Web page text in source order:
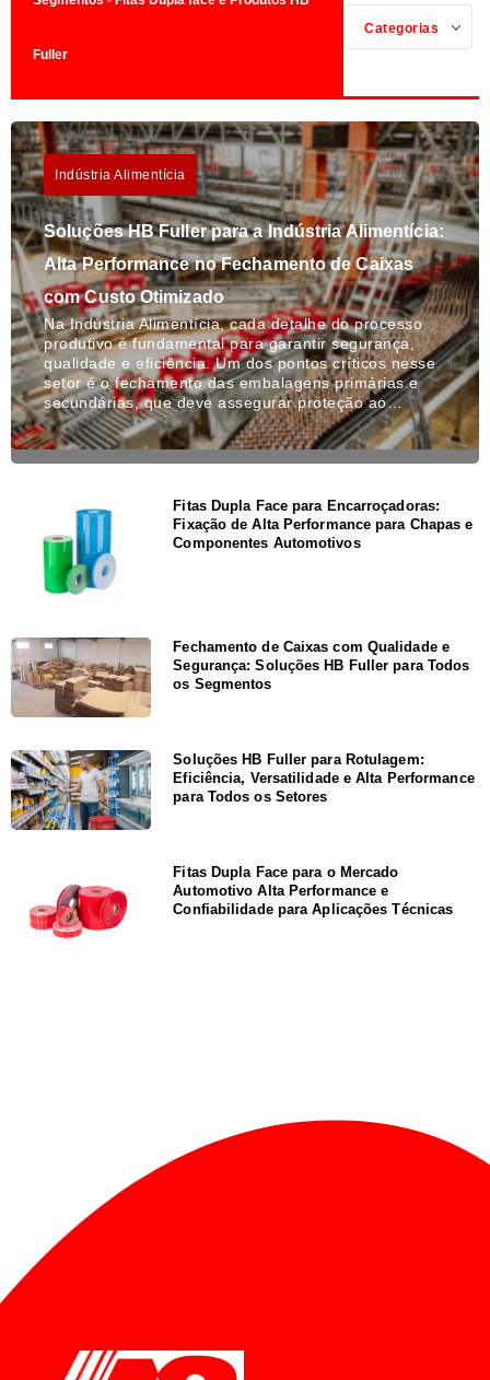
Fuller
Categorias
Indústria Alimentícia
Soluções HB Fuller para a Indústria Alimentícia:
Alta Performance no Fechamento de Caixas
com Custo Otimizado
Na Indústria Alimentícia, cada detalhe do processo
produtivo é fundamental para garantir segurança,
qualidade e eficiência. Um dos pontos críticos nesse
setor é o fechamento das embalagens primárias e
secundárias, que deve assegurar proteção ao…
Fitas Dupla Face para Encarroçadoras:
Fixação de Alta Performance para Chapas e
Componentes Automotivos
Fechamento de Caixas com Qualidade e
Segurança: Soluções HB Fuller para Todos
os Segmentos
Soluções HB Fuller para Rotulagem:
Eficiência, Versatilidade e Alta Performance
para Todos os Setores
Fitas Dupla Face para o Mercado
Automotivo Alta Performance e
Confiabilidade para Aplicações Técnicas